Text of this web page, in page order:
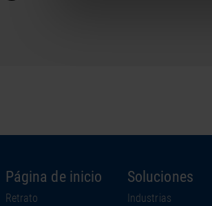
Página de inicio
Retrato
Soluciones
Industrias